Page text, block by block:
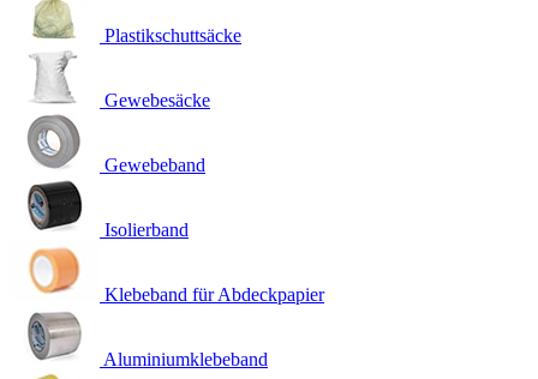
Plastikschuttsäcke
Gewebesäcke
Gewebeband
Isolierband
Klebeband für Abdeckpapier
Aluminiumklebeband